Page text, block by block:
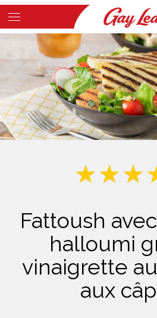
Skip
to
content
Content
Fattoush
halloumi
vinaigrette
aux